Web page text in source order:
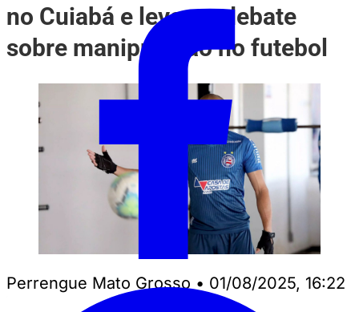
no Cuiabá e levanta debate
sobre manipulação no futebol
Perrengue Mato Grosso • 01/08/2025, 16:22